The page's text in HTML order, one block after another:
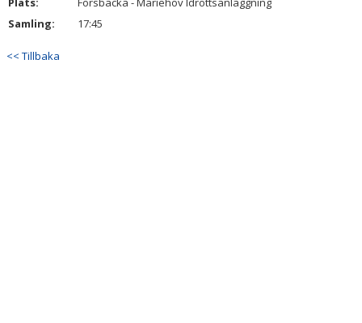
Samling:
17:45
<< Tillbaka